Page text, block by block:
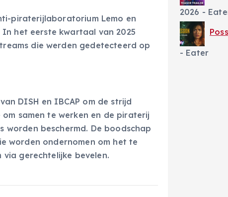
piraterijlaboratorium Lemo en
het eerste kwartaal van 2025
die werden gedetecteerd op
DISH en IBCAP om de strijd
samen te werken en de piraterij
beschermd. De boodschap
worden ondernomen om het te
gerechtelijke bevelen.
2026 -
- Eater